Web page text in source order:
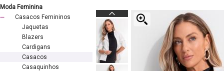
Moda Feminina
Casacos Femininos
Jaquetas
Blazers
Cardigans
Casacos
Casaquinhos